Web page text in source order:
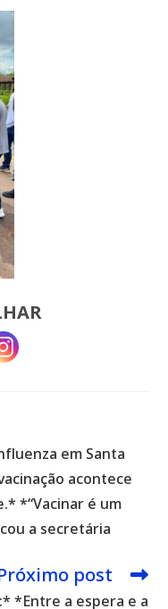
em Santa
acontece
*“Vacinar é um
a secretária
post
*Entre a espera e a